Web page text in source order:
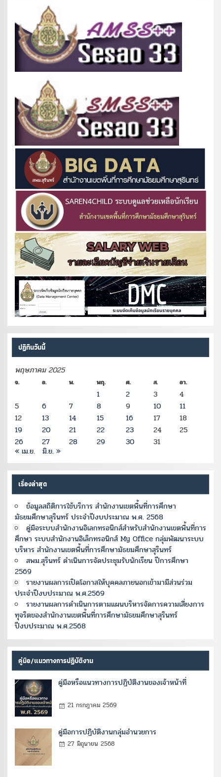
ปฏิทินวันนี้
พฤษภาคม 2025
จ. อ. พ. พฤ. ศ. ส. อา.
1 2 3
4
5
6 7 8 9 10
11
12
13 14 15 16 17
18
19
20 21 22 23 24
25
26
27 28 29 30 31
« เม.ย. มิ.ย. »
เรื่องล่าสุด
ข้อมูลสถิติการใช้บริการ สำนักงานเขตพื้นที่การศึกษา
มัธยมศึกษาสุรินทร์ ประจำปีงบประมาณ พ.ศ. 2568
คู่มือระบบสำนักงานอิเลกทรอนิกส์สำหรับสำนักงานเขตพื้นที่การ
ศึกษา ระบบสำนักงานอิเล็กทรอนิกส์ My Office กลุ่มพัฒนาระบบ
บริหาร สำนักงานเขตพื้นที่การศึกษามัธยมศึกษาสุรินทร์
สพม.สุรินทร์ ดำเนินการจัดประชุมรับนักเรียน ปีการศึกษา
2569
รายงานผลการเปิดโอกาสให้บุคคลภายนอกเข้ามามีส่วนร่วม
ประจำปีงบประมาณ พ.ศ.2569
รายงานผลการดำเนินการตามแผนบริหารจัดการความเสี่ยงการ
ทุจริตของสำนักงานเขตพื้นที่การศึกษามัธยมศึกษาสุรินทร์
ปีงบประมาณ พ.ศ.2568
คู่มือ/แนวทางการปฏิบัติงาน
คู่มือหรือแนวทางการปฏิบัติงานของเจ้าหน้าที่
21 กรกฎาคม 2569
คู่มือการปฏิบัติงานกลุ่มอำนวยการ
27 มิถุนายน 2568